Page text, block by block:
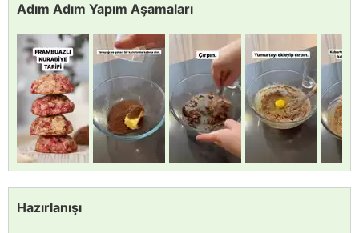
Adım Adım Yapım Aşamaları
Hazırlanışı